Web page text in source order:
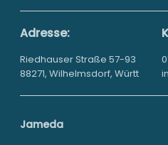
Adresse:
Riedhauser Straße 57-93
88271, Wilhelmsdorf, Württ
Jameda